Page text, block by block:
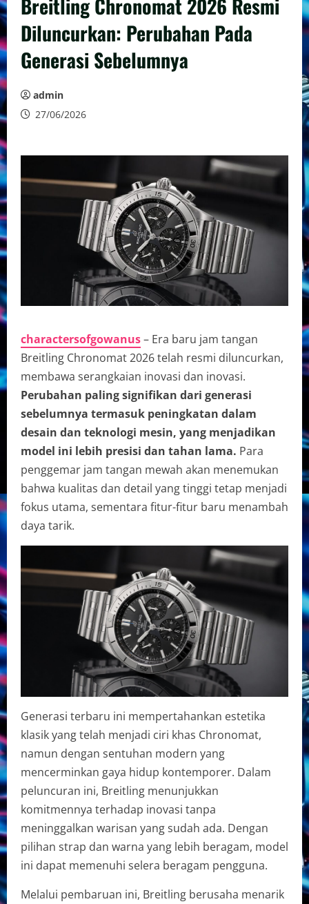
Breitling Chronomat 2026 Resmi
Diluncurkan: Perubahan Pada
Generasi Sebelumnya
admin
27/06/2026
charactersofgowanus– Era baru jam tangan
Breitling Chronomat 2026 telah resmi diluncurkan,
membawa serangkaian inovasi dan inovasi.
Perubahan paling signifikan dari generasi
sebelumnya termasuk peningkatan dalam
desain dan teknologi mesin, yang menjadikan
model ini lebih presisi dan tahan lama. Para
penggemar jam tangan mewah akan menemukan
bahwa kualitas dan detail yang tinggi tetap menjadi
fokus utama, sementara fitur-fitur baru menambah
daya tarik.
Generasi terbaru ini mempertahankan estetika
klasik yang telah menjadi ciri khas Chronomat,
namun dengan sentuhan modern yang
mencerminkan gaya hidup kontemporer. Dalam
peluncuran ini, Breitling menunjukkan
komitmennya terhadap inovasi tanpa
meninggalkan warisan yang sudah ada. Dengan
pilihan strap dan warna yang lebih beragam, model
ini dapat memenuhi selera beragam pengguna.
Melalui pembaruan ini, Breitling berusaha menarik